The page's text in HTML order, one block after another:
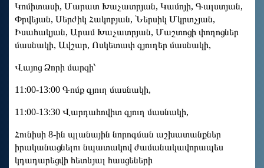
Կոմիտասի, Մարատ Խաչատրյան, Կամոյի, Գալստյան,
Փրվեյան, Սերժիկ Հակոբյան, Ներսիկ Մկրտչյան,
Իսահակյան, Արամ Խաչատրյան, Մաշտոցի փողոցներ
մասնակի, Ավշար, Ոսկետափ գյուղեր մասնակի,
Վայոց Ձորի մարզի՝
11:00-13:00 Գոմք գյուղ մասնակի,
11:00-13:30 Վարդահովիտ գյուղ մասնակի,
Հունիսի 8-ին պլանային նորոգման աշխատանքներ
իրականացնելու նպատակով ժամանակավորապես
կդադարեցվի հետևյալ հասցեների